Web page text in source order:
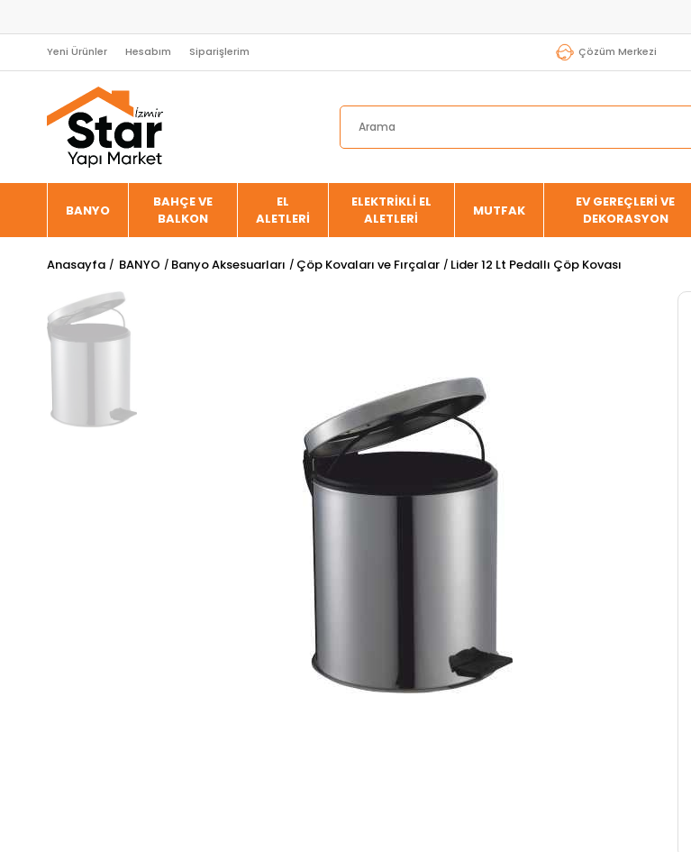
Yeni Ürünler Hesabım Siparişlerim Çözüm Merkezi
BANYO
BAHÇE VE
BALKON
EL
ALETLERİ
ELEKTRİKLİ EL
ALETLERİ
MUTFAK
EV GEREÇLERİ VE
DEKORASYON
Anasayfa BANYO Banyo Aksesuarları Çöp Kovaları ve Fırçalar Lider 12 Lt Pedallı Çöp Kovası